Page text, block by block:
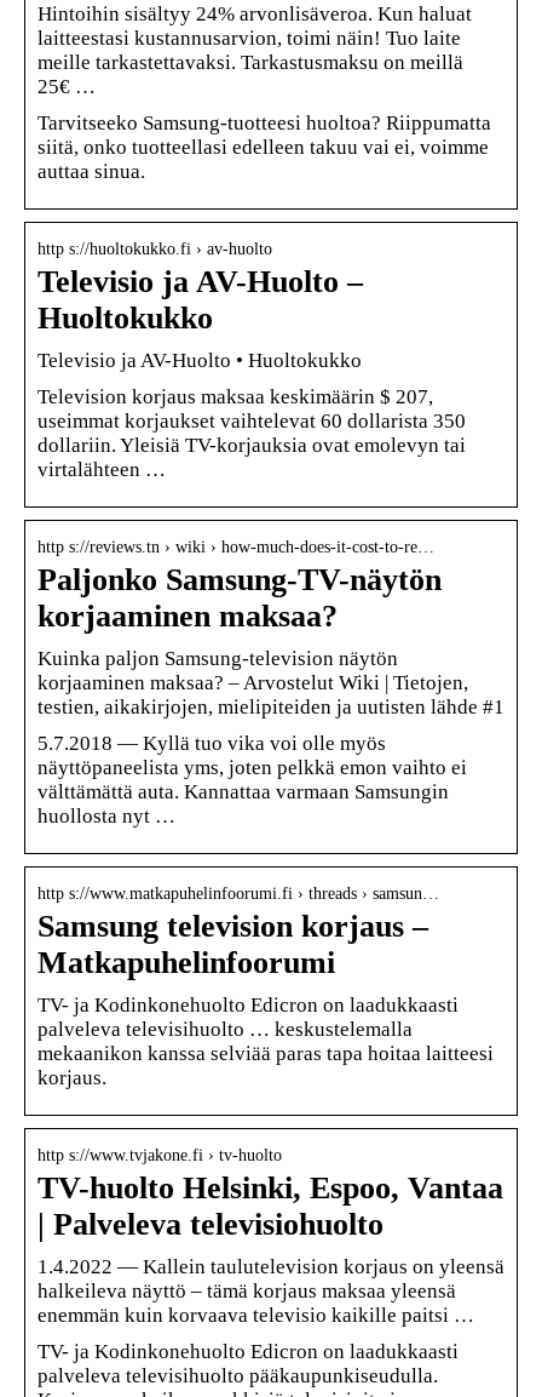
Hintoihin sisältyy 24% arvonlisäveroa. Kun haluat
laitteestasi kustannusarvion, toimi näin! Tuo laite
meille tarkastettavaksi. Tarkastusmaksu on meillä
25€ …
Tarvitseeko Samsung-tuotteesi huoltoa? Riippumatta
siitä, onko tuotteellasi edelleen takuu vai ei, voimme
auttaa sinua.
http s://huoltokukko.fi › av-huolto
Televisio ja AV-Huolto –
Huoltokukko
Televisio ja AV-Huolto • Huoltokukko
Television korjaus maksaa keskimäärin $ 207,
useimmat korjaukset vaihtelevat 60 dollarista 350
dollariin. Yleisiä TV-korjauksia ovat emolevyn tai
virtalähteen …
http s://reviews.tn › wiki › how-much-does-it-cost-to-re…
Paljonko Samsung-TV-näytön
korjaaminen maksaa?
Kuinka paljon Samsung-television näytön
korjaaminen maksaa? – Arvostelut Wiki | Tietojen,
testien, aikakirjojen, mielipiteiden ja uutisten lähde #1
5.7.2018 — Kyllä tuo vika voi olle myös
näyttöpaneelista yms, joten pelkkä emon vaihto ei
välttämättä auta. Kannattaa varmaan Samsungin
huollosta nyt …
http s://www.matkapuhelinfoorumi.fi › threads › samsun…
Samsung television korjaus –
Matkapuhelinfoorumi
TV- ja Kodinkonehuolto Edicron on laadukkaasti
palveleva televisihuolto … keskustelemalla
mekaanikon kanssa selviää paras tapa hoitaa laitteesi
korjaus.
http s://www.tvjakone.fi › tv-huolto
TV-huolto Helsinki, Espoo, Vantaa
| Palveleva televisiohuolto
1.4.2022 — Kallein taulutelevision korjaus on yleensä
halkeileva näyttö – tämä korjaus maksaa yleensä
enemmän kuin korvaava televisio kaikille paitsi …
TV- ja Kodinkonehuolto Edicron on laadukkaasti
palveleva televisihuolto pääkaupunkiseudulla.